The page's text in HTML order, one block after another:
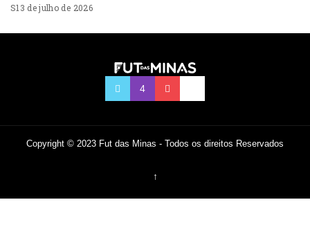
13 de julho de 2026
Copyright © 2023 Fut das Minas - Todos os direitos Reservados
↑